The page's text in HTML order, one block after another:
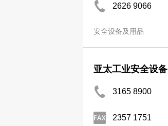
2626 9066
安全设备及用品
亚太工业安全设备
3165 8900
2357 1751